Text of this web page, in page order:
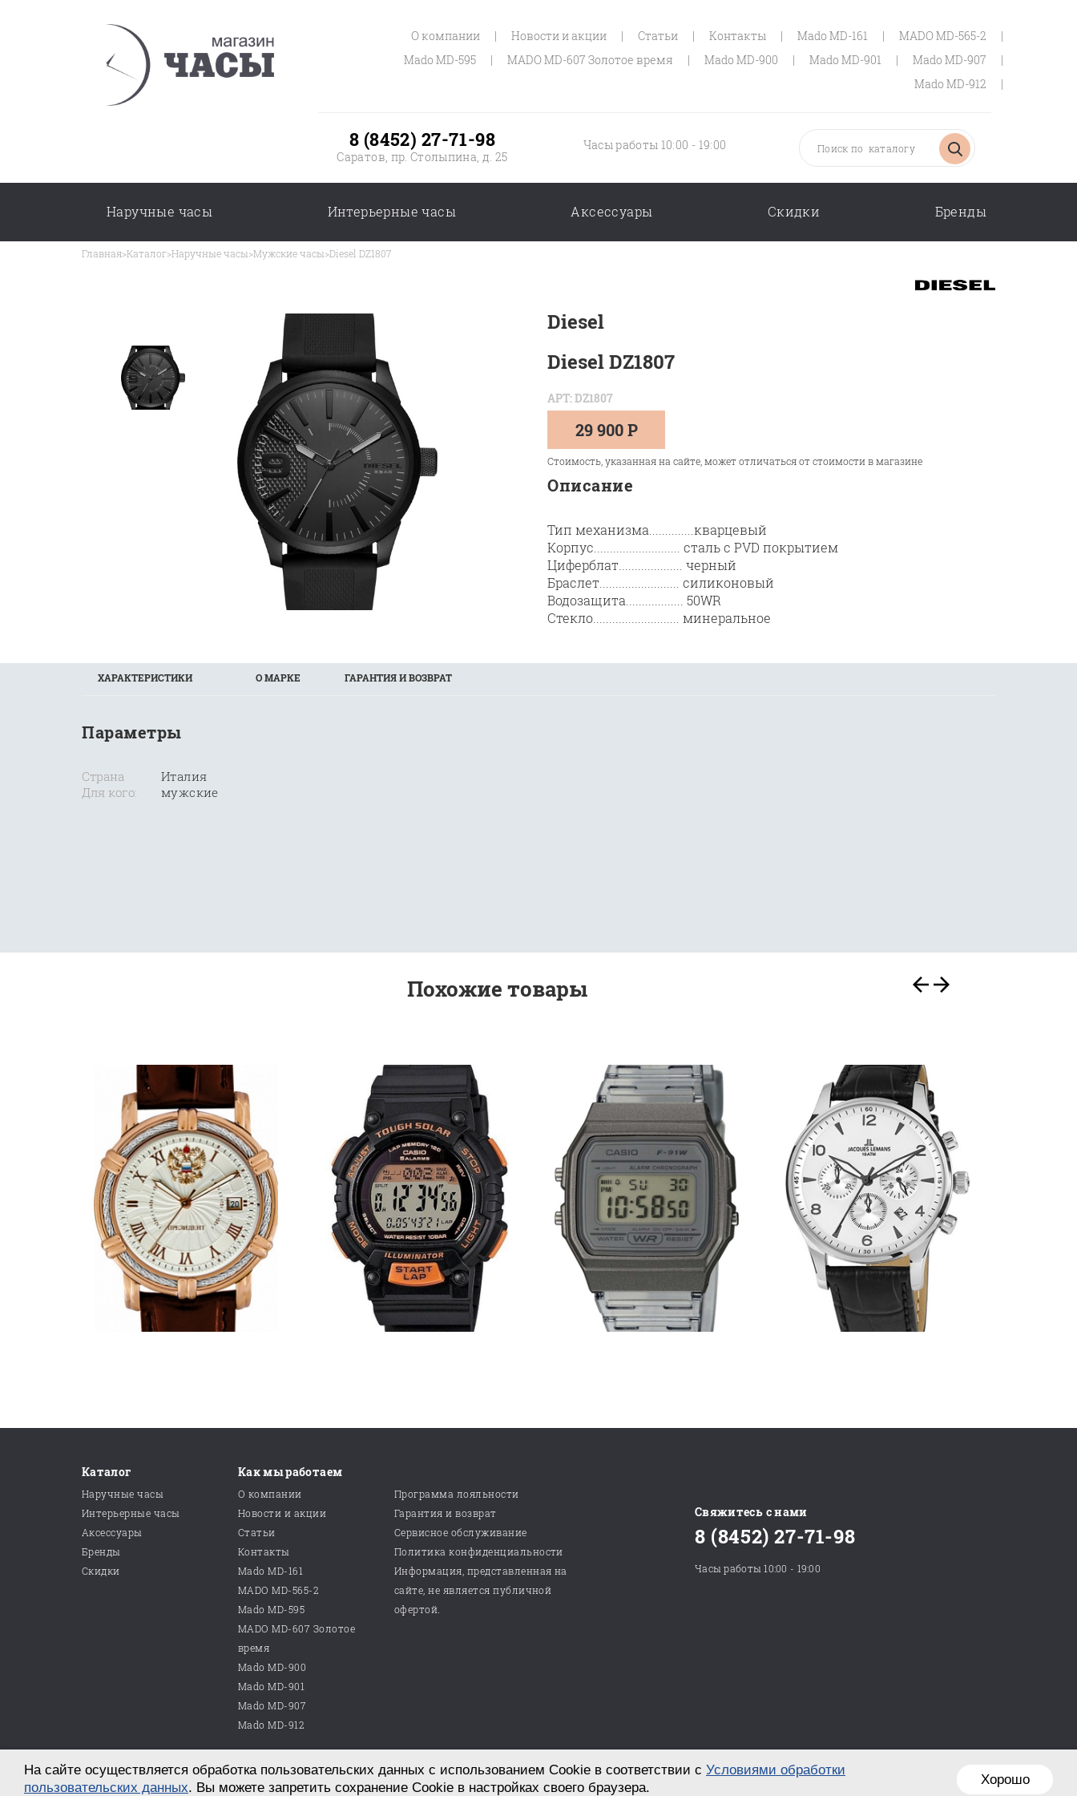
О компании | Новости и акции | Статьи | Контакты | Mado MD-161 | MADO MD-565-2
|
Mado MD-595
| MADO MD-607 Золотое время | Mado MD-900 | Mado MD-901 | Mado MD-907
|
Mado MD-912
|
8 (8452) 27-71-98
Саратов, пр. Столыпина, д. 25
Часы работы 10:00 - 19:00
Наручные часы Интерьерные часы Аксессуары Скидки Бренды
Главная>Каталог>Наручные часы>Мужские часы>Diesel DZ1807
Diesel
Diesel DZ1807
АРТ: DZ1807
29 900 Р
Стоимость, указанная на сайте, может отличаться от стоимости в магазине
Описание
Тип механизма..............кварцевый
Корпус........................... сталь с PVD покрытием
Циферблат.................... черный
Браслет......................... силиконовый
Водозащита.................. 50WR
Стекло........................... минеральное
ХАРАКТЕРИСТИКИ О МАРКЕ ГАРАНТИЯ И ВОЗВРАТ
Параметры
Страна
Для кого:
Италия
мужские
Похожие товары
Каталог
Наручные часы
Интерьерные часы
Аксессуары
Бренды
Скидки
Как мы работаем
О компании
Новости и акции
Статьи
Контакты
Mado MD-161
MADO MD-565-2
Mado MD-595
MADO MD-607 Золотое
время
Mado MD-900
Mado MD-901
Mado MD-907
Mado MD-912
Программа лояльности
Гарантия и возврат
Сервисное обслуживание
Политика конфиденциальности
Информация, представленная на
сайте, не является публичной
офертой.
Свяжитесь с нами
8 (8452) 27-71-98
Часы работы 10:00 - 19:00
© 2026 ООО «Магазин часов №10»
г. Саратов, пр. им. Петра Столыпина, д. 25
Разработка сайта в студии «СТРОИМ САЙТ!» Хорошо
На сайте осуществляется обработка пользовательских данных с использованием Cookie в соответствии с Условиями обработки
пользовательских данных. Вы можете запретить сохранение Cookie в настройках своего браузера.